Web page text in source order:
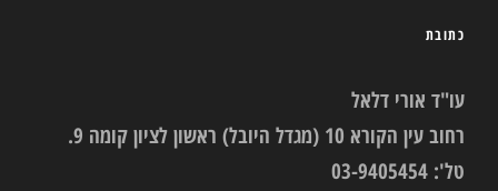
כתובת
עו"ד אורי דלאל
רחוב עין הקורא 10 (מגדל היובל) ראשון לציון קומה 9.
טל': 03-9405454